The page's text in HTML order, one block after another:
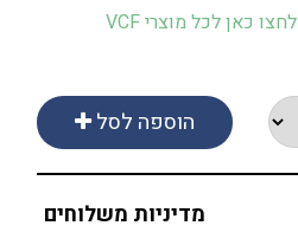
לחצו כאן לכל מוצרי VCF
הוספה לסל
מדיניות משלוחים